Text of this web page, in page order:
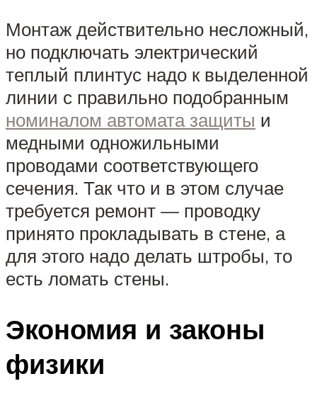
Монтаж действительно несложный,
но подключать электрический
теплый плинтус надо к выделенной
линии с правильно подобранным
номиналом автомата защиты и
медными одножильными
проводами соответствующего
сечения. Так что и в этом случае
требуется ремонт — проводку
принято прокладывать в стене, а
для этого надо делать штробы, то
есть ломать стены.
Экономия и законы
физики